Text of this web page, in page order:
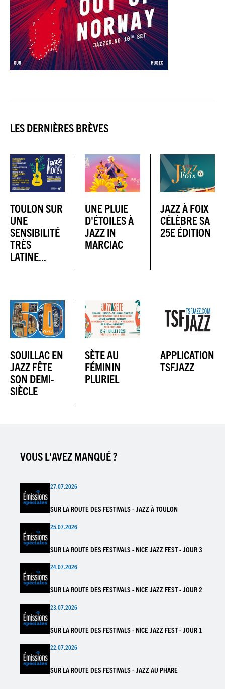
LES DERNIÈRES BRÈVES
TOULON SUR
UNE
SENSIBILITÉ
TRÈS
LATINE...
UNE PLUIE
D'ÉTOILES À
JAZZ IN
MARCIAC
JAZZ À FOIX
CÉLÈBRE SA
25E ÉDITION
SOUILLAC EN
JAZZ FÊTE
SON DEMI-
SIÈCLE
SÈTE AU
FÉMININ
PLURIEL
APPLICATION
TSFJAZZ
VOUS L'AVEZ MANQUÉ ?
27.07.2026
SUR LA ROUTE DES FESTIVALS - JAZZ À TOULON
25.07.2026
SUR LA ROUTE DES FESTIVALS - NICE JAZZ FEST - JOUR 3
24.07.2026
SUR LA ROUTE DES FESTIVALS - NICE JAZZ FEST - JOUR 2
23.07.2026
SUR LA ROUTE DES FESTIVALS - NICE JAZZ FEST - JOUR 1
22.07.2026
SUR LA ROUTE DES FESTIVALS - JAZZ AU PHARE